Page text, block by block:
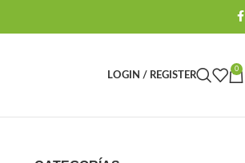
LOGIN / REGISTER
0